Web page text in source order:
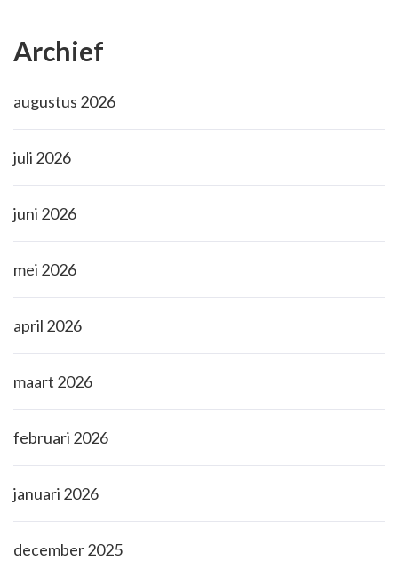
Archief
augustus 2026
juli 2026
juni 2026
mei 2026
april 2026
maart 2026
februari 2026
januari 2026
december 2025